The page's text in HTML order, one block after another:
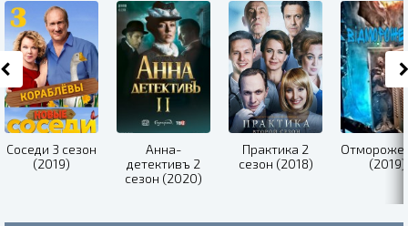
Соседи 3 сезон
(2019)
Анна-
детективъ 2
сезон (2020)
Практика 2
сезон (2018)
(2019)